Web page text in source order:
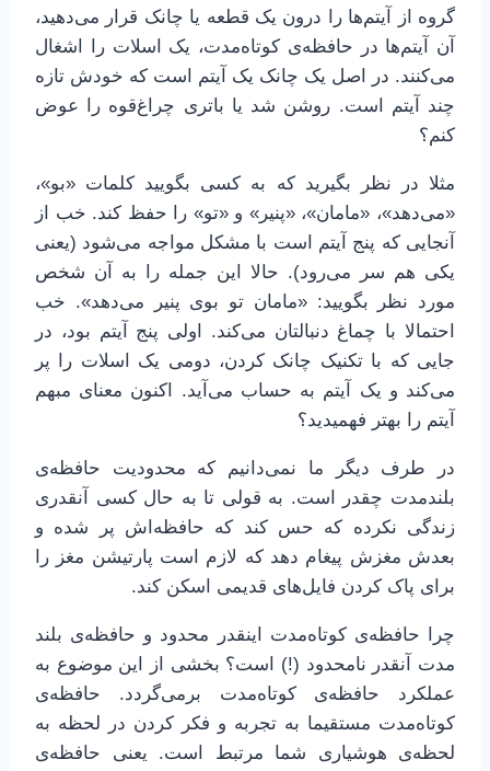
گروه از آیتم‌ها را درون یک قطعه یا چانک قرار می‌دهید،
آن آیتم‌ها در حافظه‌ی کوتاه‌مدت، یک اسلات را اشغال
می‌کنند. در اصل یک چانک یک آیتم است که خودش تازه
چند آیتم است. روشن شد یا باتری چراغ‌قوه را عوض
کنم؟
مثلا در نظر بگیرید که به کسی بگویید کلمات «بو»،
«می‌دهد»، «مامان»، «پنیر» و «تو» را حفظ کند. خب از
آنجایی که پنج آیتم است با مشکل مواجه می‌شود (یعنی
یکی هم سر می‌رود). حالا این جمله را به آن شخص
مورد نظر بگویید: «مامان تو بوی پنیر می‌دهد». خب
احتمالا با چماغ دنبالتان می‌کند. اولی پنج آیتم بود، در
جایی که با تکنیک چانک کردن، دومی یک اسلات را پر
می‌کند و یک آیتم به حساب می‌آید. اکنون معنای مبهم
آیتم را بهتر فهمیدید؟
در طرف دیگر ما نمی‌دانیم که محدودیت حافظه‌ی
بلندمدت چقدر است. به قولی تا به حال کسی آنقدری
زندگی نکرده که حس کند که حافظه‌اش پر شده و
بعدش مغزش پیغام دهد که لازم است پارتیشن مغز را
برای پاک کردن فایل‌های قدیمی اسکن کند.
چرا حافظه‌ی کوتاه‌مدت اینقدر محدود و حافظه‌ی بلند
مدت آنقدر نامحدود (!) است؟ بخشی از این موضوع به
عملکرد حافظه‌ی کوتاه‌مدت برمی‌گردد. حافظه‌ی
کوتاه‌مدت مستقیما به تجربه و فکر کردن در لحظه به
لحظه‌ی هوشیاری شما مرتبط است. یعنی حافظه‌ی